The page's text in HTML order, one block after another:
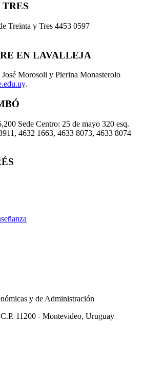
Treinta y Tres 4453 0597
EN LAVALLEJA
Morosoli y Pierina Monasterolo
.
Sede Centro: 25 de mayo 320 esq.
4632 1663, 4633 8073, 4633 8074
y de Administración
11200 - Montevideo, Uruguay